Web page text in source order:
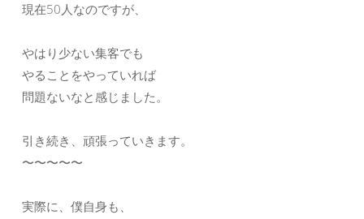
現在50人なのですが、
やはり少ない集客でも
やることをやっていれば
問題ないなと感じました。
引き続き、頑張っていきます。
〜〜〜〜〜
実際に、僕自身も、